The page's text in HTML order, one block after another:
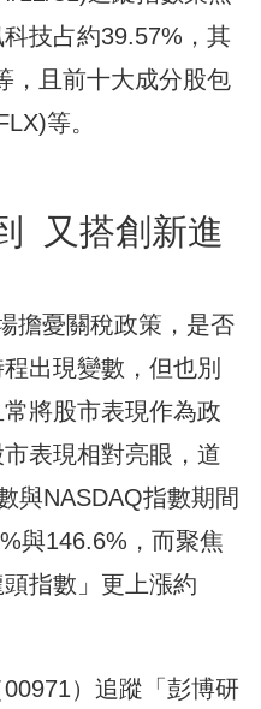
技占約39.57%，其
，且前十大成分股包
等。
又搭創新進
擔憂關稅政策，是否
出現變數，但也別
將股市表現作為政
表現相對亮眼，道
與NASDAQ指數期間
與146.6%，而聚焦
指數」更上漲約
）追蹤「彭博研